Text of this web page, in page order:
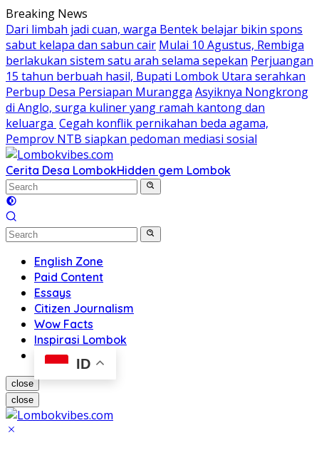
Skip
to
content
Breaking News
Dari limbah jadi cuan, warga Bentek belajar bikin spons
sabut kelapa dan sabun cair Mulai 10 Agustus, Rembiga
berlakukan sistem satu arah selama sepekan Perjuangan
15 tahun berbuah hasil, Bupati Lombok Utara serahkan
Perbup Desa Persiapan Murangga Asyiknya Nongkrong
di Anglo, surga kuliner yang ramah kantong dan
keluarga Cegah konflik pernikahan beda agama,
Pemprov NTB siapkan pedoman mediasi sosial
Cerita Desa LombokHidden gem Lombok
English Zone
Paid Content
Essays
Citizen Journalism
Wow Facts
Inspirasi Lombok
ID
close
close